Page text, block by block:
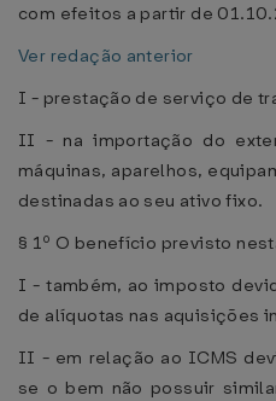
com efeitos a partir de
Ver redação anterior
I - prestação de serviço de
II - na importação do
máquinas, aparelhos,
destinadas ao seu ativo fixo.
§ 1º O benefício previsto
I - também, ao imposto
de alíquotas nas aquisições
II - em relação ao ICMS
se o bem não possuir